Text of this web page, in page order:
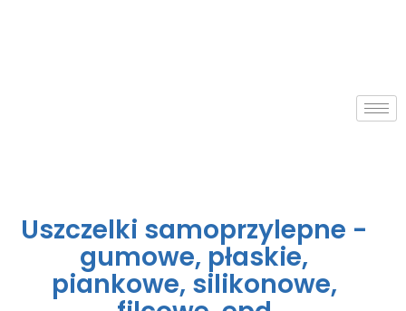
Uszczelki samoprzylepne -
gumowe, płaskie,
piankowe, silikonowe,